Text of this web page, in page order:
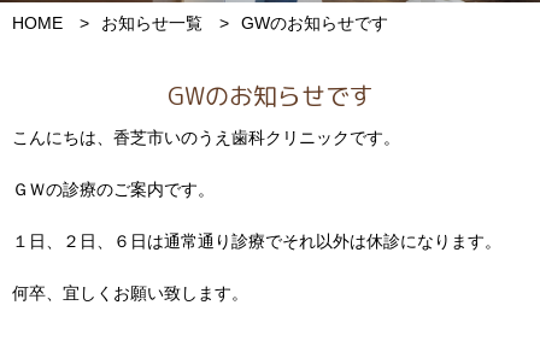
HOME お知らせ一覧 GWのお知らせです
GWのお知らせです
こんにちは、香芝市いのうえ歯科クリニックです。
ＧＷの診療のご案内です。
１日、２日、６日は通常通り診療でそれ以外は休診になります。
何卒、宜しくお願い致します。